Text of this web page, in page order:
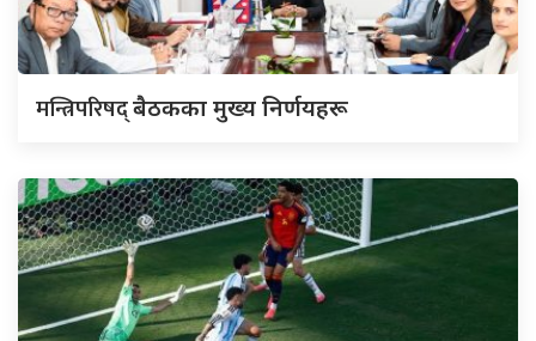
मन्त्रिपरिषद्बैठकका मुख्य निर्णयहरू